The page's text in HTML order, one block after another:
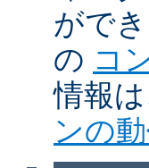
がで
の コ
情報は
ンの